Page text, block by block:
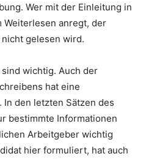
Wer mit der Einleitung in
Weiterlesen anregt, der
gelesen wird.
wichtig. Auch der
hat eine
den letzten Sätzen des
bestimmte Informationen
Arbeitgeber wichtig
hier formuliert, hat auch